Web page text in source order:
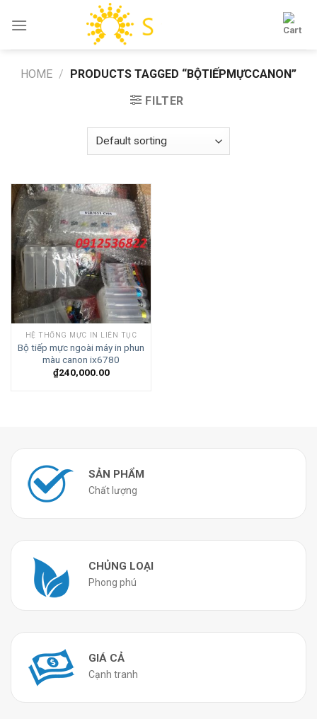
HOME / PRODUCTS TAGGED “BỘTIẾPMỰCCANON”
FILTER
HỆ THỐNG MỰC IN LIÊN TỤC
Bộ tiếp mực ngoài máy in phun
màu canon ix6780
₫240,000.00
SẢN PHẨM
Chất lượng
CHỦNG LOẠI
Phong phú
GIÁ CẢ
Cạnh tranh